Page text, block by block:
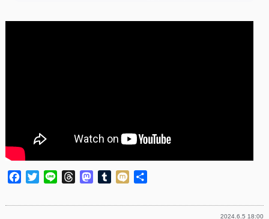
Facebook
TwitterLine ThreadsMastodon
Tumblr
Mixi
2024.6.5 18:00